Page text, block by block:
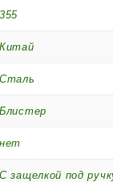
355
Китай
Сталь
Блистер
нет
С защелкой под